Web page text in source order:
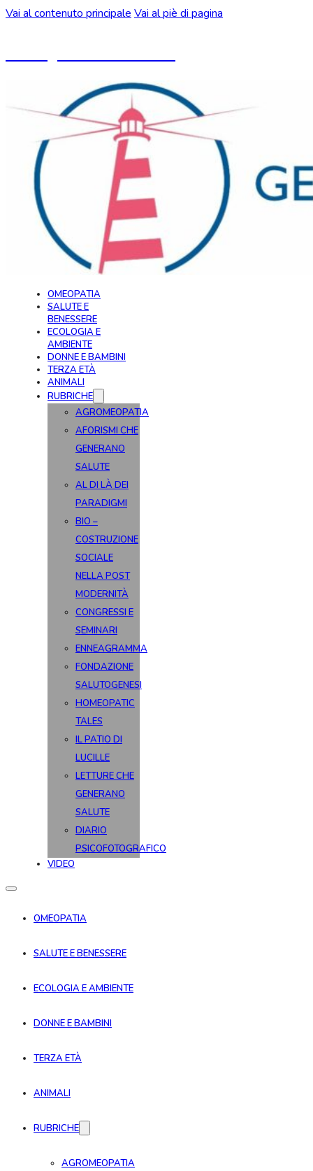
Vai al contenuto principale Vai al piè di pagina
OMEOPATIA
SALUTE E
BENESSERE
ECOLOGIA E
AMBIENTE
DONNE E BAMBINI
TERZA ETÀ
ANIMALI
RUBRICHE
AGROMEOPATIA
AFORISMI CHE
GENERANO
SALUTE
AL DI LÀ DEI
PARADIGMI
BIO –
COSTRUZIONE
SOCIALE
NELLA POST
MODERNITÀ
CONGRESSI E
SEMINARI
ENNEAGRAMMA
FONDAZIONE
SALUTOGENESI
HOMEOPATIC
TALES
IL PATIO DI
LUCILLE
LETTURE CHE
GENERANO
SALUTE
DIARIO
PSICOFOTOGRAFICO
VIDEO
OMEOPATIA
SALUTE E BENESSERE
ECOLOGIA E AMBIENTE
DONNE E BAMBINI
TERZA ETÀ
ANIMALI
RUBRICHE
AGROMEOPATIA